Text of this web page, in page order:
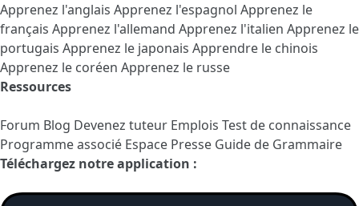
Apprenez l'anglais Apprenez l'espagnol Apprenez le
français Apprenez l'allemand Apprenez l'italien Apprenez le
portugais Apprenez le japonais Apprendre le chinois
Apprenez le coréen Apprenez le russe
Ressources
Forum Blog Devenez tuteur Emplois Test de connaissance
Programme associé Espace Presse Guide de Grammaire
Téléchargez notre application :